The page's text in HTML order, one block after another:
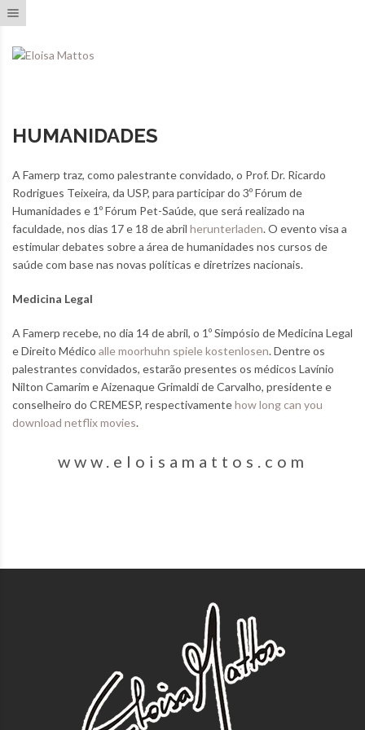
HUMANIDADES
A Famerp traz, como palestrante convidado, o Prof. Dr. Ricardo
Rodrigues Teixeira, da USP, para participar do 3º Fórum de
Humanidades e 1º Fórum Pet-Saúde, que será realizado na
faculdade, nos dias 17 e 18 de abril herunterladen. O evento visa a
estimular debates sobre a área de humanidades nos cursos de
saúde com base nas novas políticas e diretrizes nacionais.
Medicina Legal
A Famerp recebe, no dia 14 de abril, o 1º Simpósio de Medicina Legal
e Direito Médico alle moorhuhn spiele kostenlosen. Dentre os
palestrantes convidados, estarão presentes os médicos Lavínio
Nilton Camarim e Aizenaque Grimaldi de Carvalho, presidente e
conselheiro do CREMESP, respectivamentehow long can you
download netflix movies.
www.eloisamattos.com